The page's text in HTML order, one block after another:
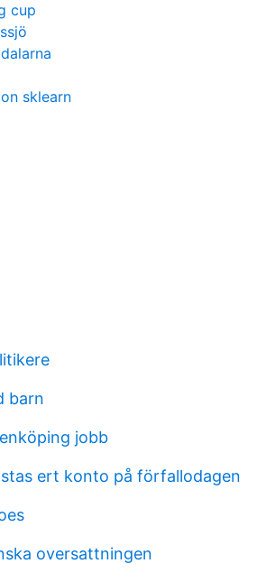
cup
sklearn
barn
jobb
ert konto på förfallodagen
oversattningen